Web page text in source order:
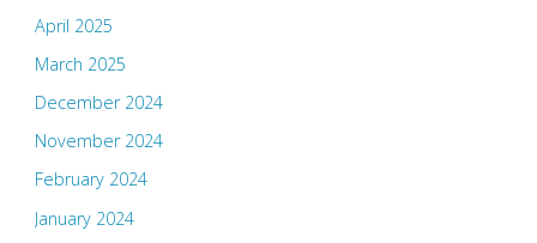
April 2025
March 2025
December 2024
November 2024
February 2024
January 2024